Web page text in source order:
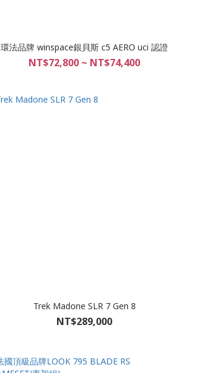
環法品牌 winspace銀貝斯 c5 AERO uci 認證
NT$72,800 ~ NT$74,400
Trek Madone SLR 7 Gen 8
NT$289,000